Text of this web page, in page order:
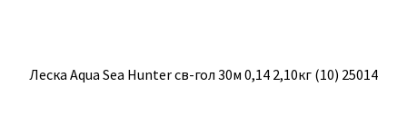
Леска Aqua Sea Hunter св-гол 30м 0,14 2,10кг (10) 25014